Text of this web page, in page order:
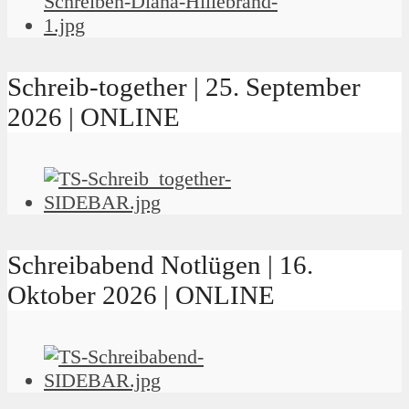
Schreib-together | 25. September
2026 | ONLINE
Schreibabend Notlügen | 16.
Oktober 2026 | ONLINE